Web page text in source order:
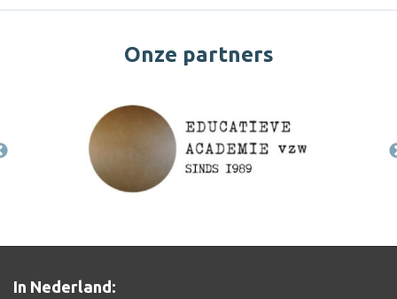
Onze partners
In Nederland: